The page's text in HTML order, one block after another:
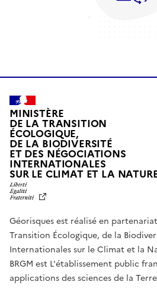
MINISTÈRE
DE LA TRANSITION
ÉCOLOGIQUE,
DE LA BIODIVERSITÉ
ET DES NÉGOCIATIONS
INTERNATIONALES
SUR LE CLIMAT ET LA
Géorisques est réalisé en
Transition Écologique, de la
Internationales sur le Climat et la
BRGM est L'établissement public
applications des sciences de la